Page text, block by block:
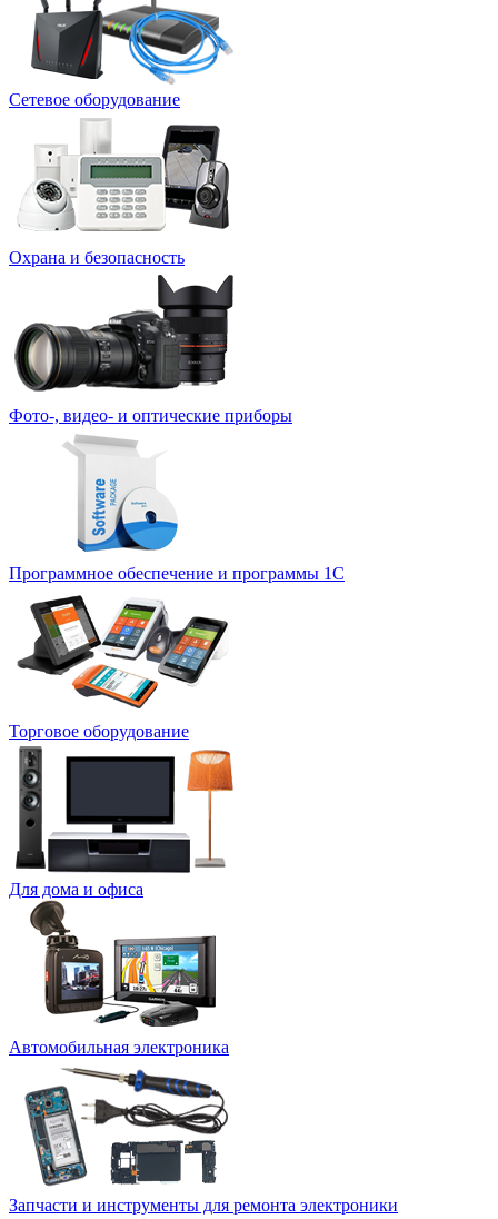
Сетевое оборудование
Охрана и безопасность
Фото-, видео- и оптические приборы
Программное обеспечение и программы 1С
Торговое оборудование
Для дома и офиса
Автомобильная электроника
Запчасти и инструменты для ремонта электроники